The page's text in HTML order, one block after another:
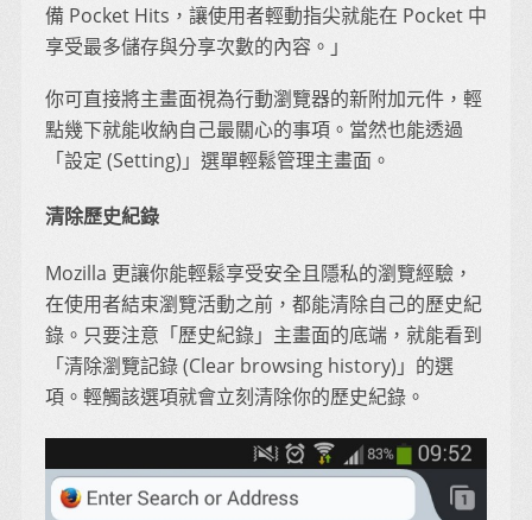
備 Pocket Hits，讓使用者輕動指尖就能在 Pocket 中
享受最多儲存與分享次數的內容。」
你可直接將主畫面視為行動瀏覽器的新附加元件，輕
點幾下就能收納自己最關心的事項。當然也能透過
「設定 (Setting)」選單輕鬆管理主畫面。
清除歷史紀錄
Mozilla 更讓你能輕鬆享受安全且隱私的瀏覽經驗，
在使用者結束瀏覽活動之前，都能清除自己的歷史紀
錄。只要注意「歷史紀錄」主畫面的底端，就能看到
「清除瀏覽記錄 (Clear browsing history)」的選
項。輕觸該選項就會立刻清除你的歷史紀錄。